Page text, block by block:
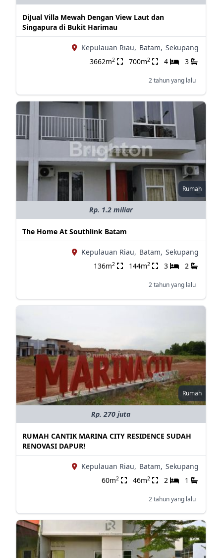
DiJual Villa Mewah Dengan View Laut dan
Singapura di Bukit Harimau
Kepulauan Riau, Batam, Sekupang
3662m2 700m2 4 3
2 tahun yang lalu
Rumah
Rp. 1.2 miliar
The Home At Southlink Batam
Kepulauan Riau, Batam, Sekupang
136m2 144m2 3 2
2 tahun yang lalu
Rumah
Rp. 270 juta
RUMAH CANTIK MARINA CITY RESIDENCE SUDAH
RENOVASI DAPUR!
Kepulauan Riau, Batam, Sekupang
60m2 46m2 2 1
2 tahun yang lalu